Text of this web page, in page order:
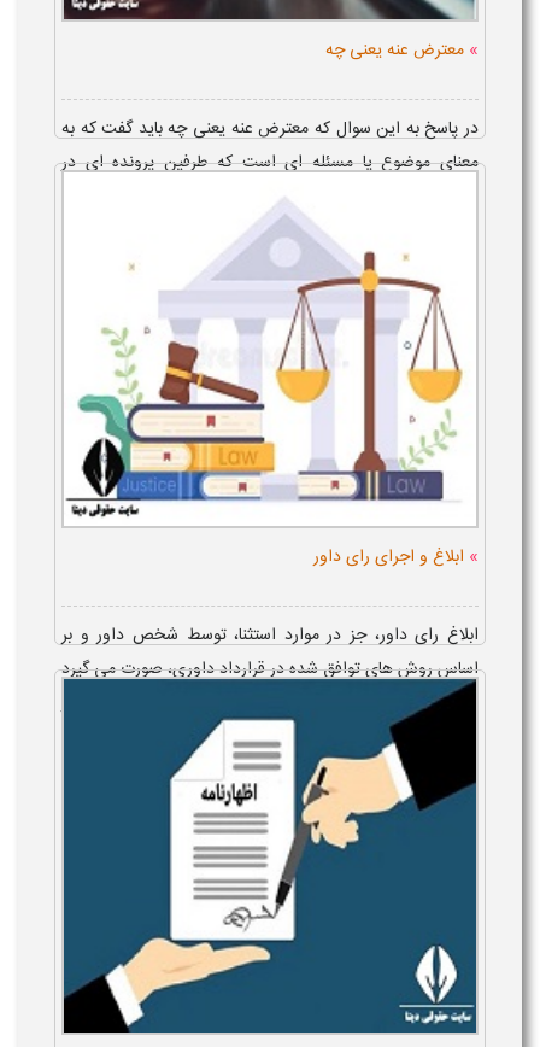
» معترض عنه یعنی چه
در پاسخ به این سوال که معترض عنه یعنی چه باید گفت که به
معنای موضوع یا مسئله ‌ای است که طرفین پرونده ای در
دعوای حقوقی به آن اعتراض دارند. دادگاه پس از بررسی
مستندات شاکی در صورتی که مس...
» ابلاغ و اجرای رای داور
ابلاغ رای داور، جز در موارد استثنا، توسط شخص داور و بر
اساس روش های توافق شده در قرارداد داوری، صورت می گیرد